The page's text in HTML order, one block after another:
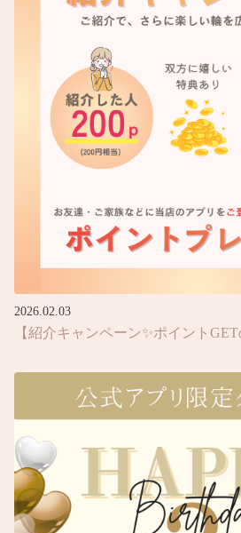
2026.02.03
【紹介キャンペーン✨ポイントGET